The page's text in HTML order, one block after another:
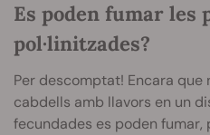
Es poden fumar les
pol·linitzades?
Per descomptat! Encara
cabdells amb llavors en un
fecundades es poden